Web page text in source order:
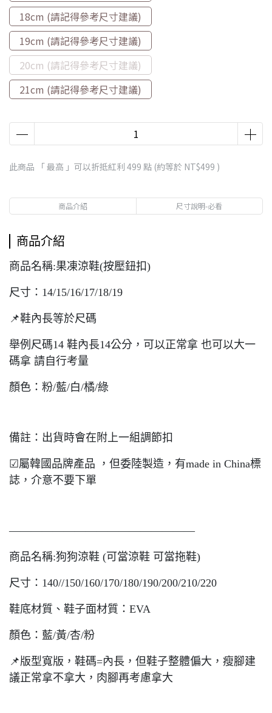
18cm (請記得參考尺寸建議)
19cm (請記得參考尺寸建議)
20cm (請記得參考尺寸建議)
21cm (請記得參考尺寸建議)
此商品 「 最高 」可以折抵紅利 499 點 (約等於 NT$499 )
商品介紹 尺寸說明-必看
商品介紹
商品名稱:果凍涼鞋(按壓鈕扣)
尺寸：14/15/16/17/18/19
📌鞋內長等於尺碼
舉例尺碼14 鞋內長14公分，可以正常拿 也可以大一
碼拿 請自行考量
顏色：粉/藍/白/橘/綠
備註：出貨時會在附上一組調節扣
☑屬韓國品牌產品 ，但委陸製造，有made in China標
誌，介意不要下單
—————————————————
商品名稱:狗狗涼鞋 (可當涼鞋 可當拖鞋)
尺寸：140//150/160/170/180/190/200/210/220
鞋底材質、鞋子面材質：EVA
顏色：藍/黃/杏/粉
📌版型寬版，鞋碼=內長，但鞋子整體偏大，瘦腳建
議正常拿不拿大，肉腳再考慮拿大